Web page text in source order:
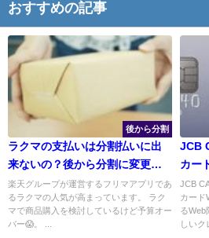
おすすめの記事
後から分割
ラクマの支払いは分割払いに出
来ないの？後から分割に変更す
る方法
楽天グループが運営するフリマアプリであ
るラクマの人気が高まっています。 ラク
マで商品購入を検討しているけど予算オー
バー😱。 ...
JCB
カー
特徴
JCB
カード
るWeb
しいク